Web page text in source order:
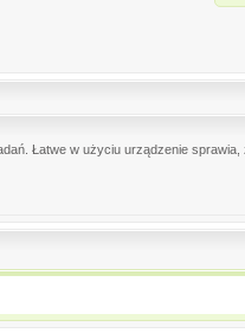
Łatwe w użyciu urządzenie